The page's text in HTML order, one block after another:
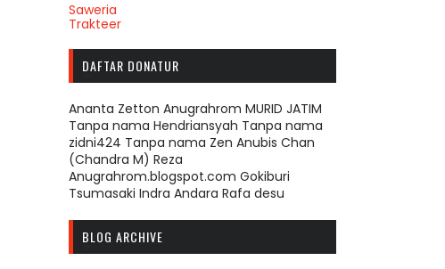
Saweria
Trakteer
DAFTAR DONATUR
Ananta Zetton Anugrahrom MURID JATIM
Tanpa nama Hendriansyah Tanpa nama
zidni424 Tanpa nama Zen Anubis Chan
(Chandra M) Reza
Anugrahrom.blogspot.com Gokiburi
Tsumasaki Indra Andara Rafa desu
BLOG ARCHIVE